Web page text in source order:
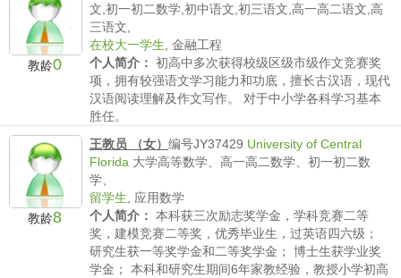
教龄0
文,初一初二数学,初中语文,初三语文,高一高二语文,高
三语文,
在校大一学生 金融工程
个人简介： 初高中多次获得校级区级市级作文竞赛奖
项，拥有较强语文学习能力和功底，擅长古汉语，现代
汉语阅读理解及作文写作。 对于中小学各科学习基本
胜任。
教龄8
王教员 （女） 编号JY37429 University of Central
Florida 大学高等数学、高一高二数学、初一初二数
学、
留学生
应用数学
个人简介： 本科获三次励志奖学金，学科竞赛二等
奖，建模竞赛二等奖，优秀毕业生，过英语四六级；
研究生获一等奖学金和二等奖学金； 博士生获学业奖
学金； 本科和研究生期间6年家教经验，教授小学初高